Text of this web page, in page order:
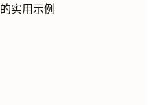
实用示例